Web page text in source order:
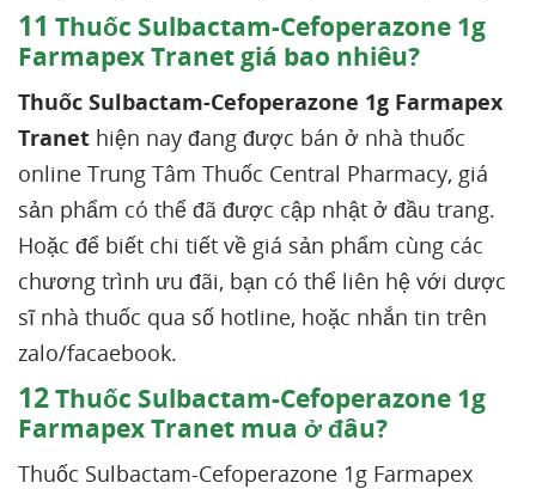
11 Thuốc Sulbactam-Cefoperazone 1g
Farmapex Tranet giá bao nhiêu?
Thuốc Sulbactam-Cefoperazone 1g Farmapex
Tranet hiện nay đang được bán ở nhà thuốc
online Trung Tâm Thuốc Central Pharmacy, giá
sản phẩm có thể đã được cập nhật ở đầu trang.
Hoặc để biết chi tiết về giá sản phẩm cùng các
chương trình ưu đãi, bạn có thể liên hệ với dược
sĩ nhà thuốc qua số hotline, hoặc nhắn tin trên
zalo/facaebook.
12Thuốc Sulbactam-Cefoperazone 1g
Farmapex Tranet mua ở đâu?
Thuốc Sulbactam-Cefoperazone 1g Farmapex